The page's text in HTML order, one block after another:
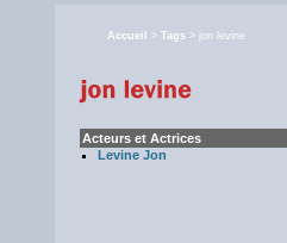
Accueil > Tags > jon levine
Acteurs et Actrices
Levine Jon